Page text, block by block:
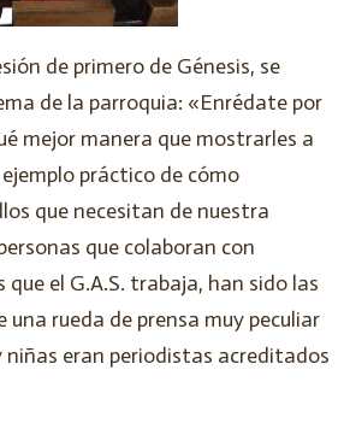
de primero de Génesis, se
de la parroquia: «Enrédate por
mejor manera que mostrarles a
práctico de cómo
que necesitan de nuestra
que colaboran con
que el G.A.S. trabaja, han sido las
rueda de prensa muy peculiar
niñas eran periodistas acreditados